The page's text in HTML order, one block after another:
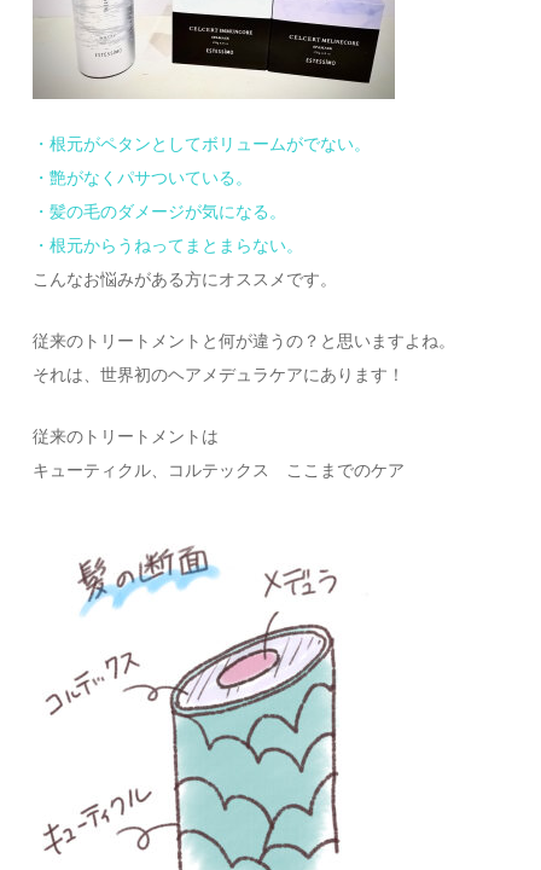
・根元がペタンとしてボリュームがでない。
・艶がなくパサついている。
・髪の毛のダメージが気になる。
・根元からうねってまとまらない。
こんなお悩みがある方にオススメです。
従来のトリートメントと何が違うの？と思いますよね。
それは、世界初のヘアメデュラケアにあります！
従来のトリートメントは
キューティクル、コルテックス ここまでのケア